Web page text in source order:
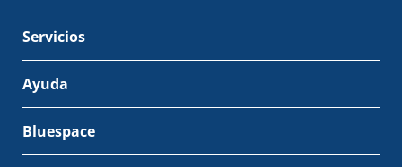
Servicios
Ayuda
Bluespace